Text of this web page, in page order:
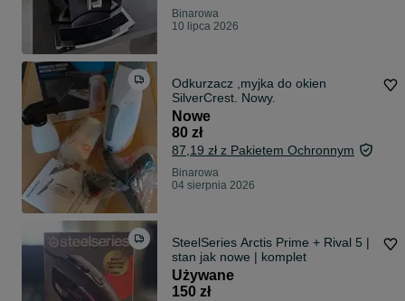
Binarowa
10 lipca 2026
Odkurzacz ,myjka do okien
SilverCrest. Nowy.
Nowe
80 zł
87,19 zł z Pakietem Ochronnym
Binarowa
04 sierpnia 2026
SteelSeries Arctis Prime + Rival 5 |
stan jak nowe | komplet
Używane
150 zł